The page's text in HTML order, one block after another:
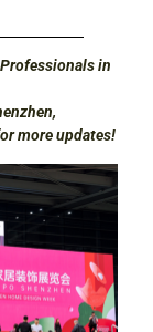
in
more updates!